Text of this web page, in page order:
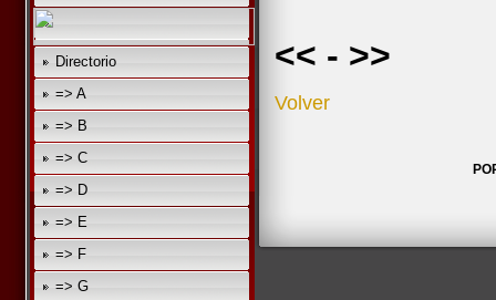
Directorio
=> A
=> B
=> C
=> D
=> E
=> F
=> G
<< - >>
Volver